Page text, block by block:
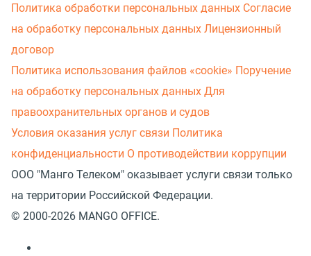
Политика обработки персональных данных Согласие
на обработку персональных данных Лицензионный
договор
Политика использования файлов «cookie» Поручение
на обработку персональных данных Для
правоохранительных органов и судов
Условия оказания услуг связи Политика
конфиденциальности О противодействии коррупции
ООО "Манго Телеком" оказывает услуги связи только
на территории Российской Федерации.
© 2000-2026 MANGO OFFICE.